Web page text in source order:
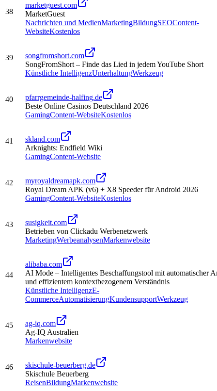
38
marketguest.com
MarketGuest
Nachrichten und MedienMarketingBildungSEOContent-
WebsiteKostenlos
39
songfromshort.com
SongFromShort – Finde das Lied in jedem YouTube Short
Künstliche IntelligenzUnterhaltungWerkzeug
40
pfarrgemeinde-halfing.de
Beste Online Casinos Deutschland 2026
GamingContent-WebsiteKostenlos
41
skland.com
Arknights: Endfield Wiki
GamingContent-Website
42
myroyaldreamapk.com
Royal Dream APK (v6) + X8 Speeder für Android 2026
GamingContent-WebsiteKostenlos
43
susigkeit.com
Betrieben von Clickadu Werbenetzwerk
MarketingWerbeanalysenMarkenwebsite
44
alibaba.com
AI Mode – Intelligentes Beschaffungstool mit automatischer
und effizientem kontextbezogenem Verständnis
Künstliche IntelligenzE-
CommerceAutomatisierungKundensupportWerkzeug
45
ag-iq.com
Ag-IQ Australien
Markenwebsite
46
skischule-beuerberg.de
Skischule Beuerberg
ReisenBildungMarkenwebsite